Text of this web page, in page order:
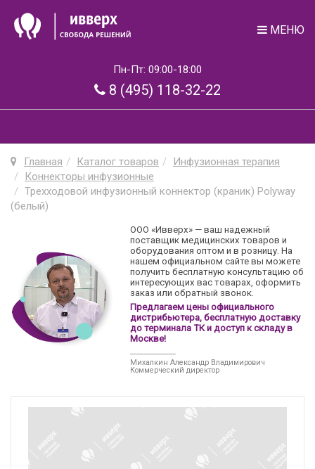
МЕНЮ
Пн-Пт: 09:00-18:00
8 (495) 118-32-22
Главная Каталог товаров
Инфузионная терапия
Коннекторы инфузионные
Трехходовой инфузионный коннектор (краник) Polyway
(белый)
ООО «Ивверх» — ваш надежный
поставщик медицинских товаров и
оборудования оптом и в розницу. На
нашем официальном сайте вы можете
получить бесплатную консультацию об
интересующих вас товарах, оформить
заказ или обратный звонок.
Предлагаем цены официального
дистрибьютера, бесплатную доставку
до терминала ТК и доступ к складу в
Москве!
Михалкин Александр Владимирович
Коммерческий директор